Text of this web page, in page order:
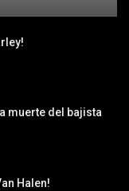
muerte del bajista
Halen!